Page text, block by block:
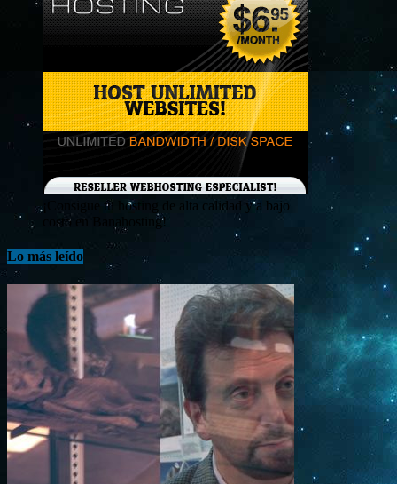
¡Consigue tu hosting de alta calidad y a bajo
costo en Banahosting!
Lo más leído